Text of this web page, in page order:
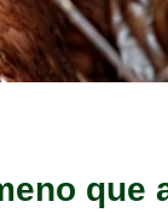
que